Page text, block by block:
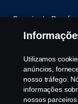
Canais de
Programa de
Política de
Configurações
Utilizamos
anúncios,
nosso tráfego.
informações
nossos